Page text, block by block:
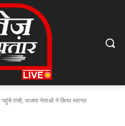
रांची, भाजपा नेताओं ने किया स्वागत